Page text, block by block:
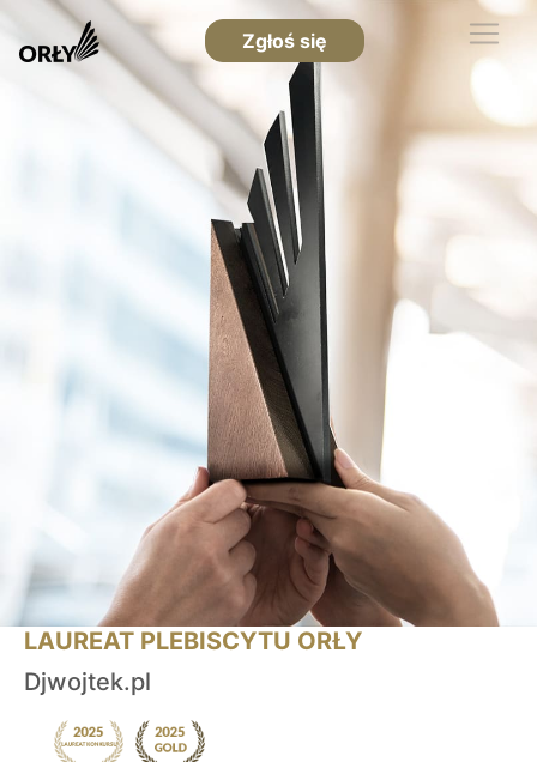
Zgłoś się
LAUREAT PLEBISCYTU ORŁY
Djwojtek.pl